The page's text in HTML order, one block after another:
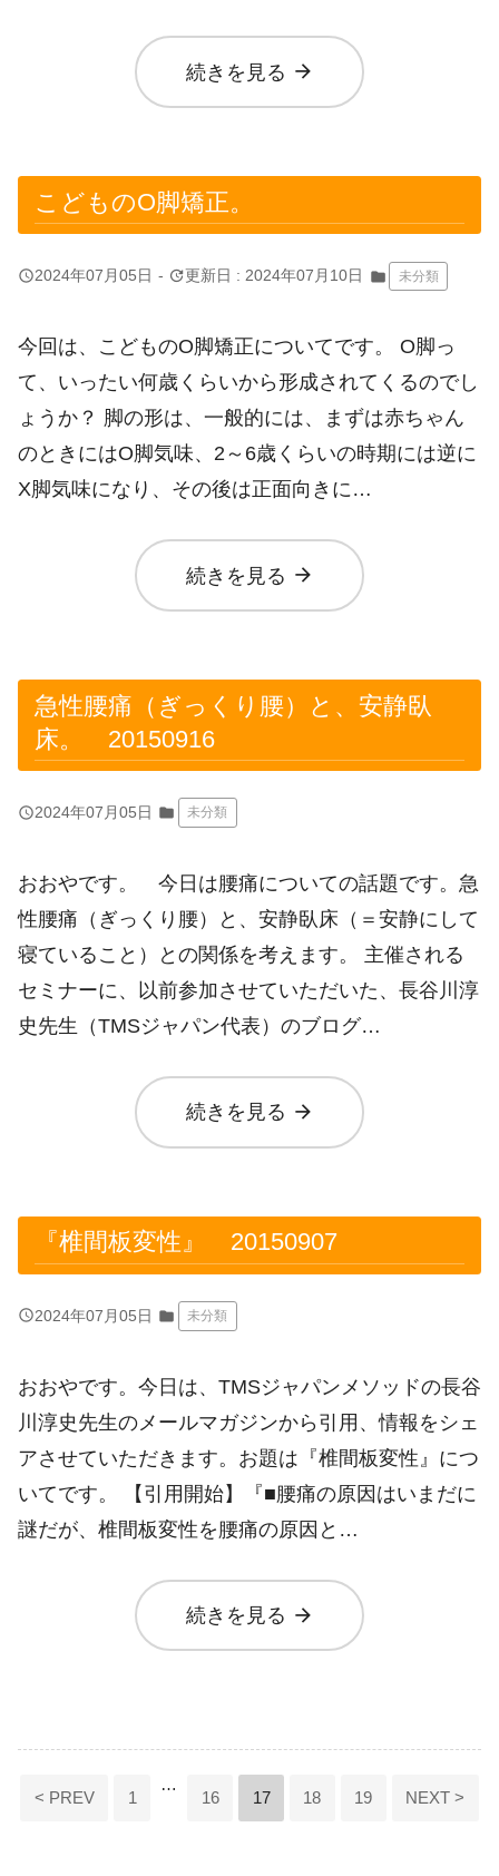
続きを見る arrow_forward
こどものO脚矯正。
query_builder2024年07月05日 - update更新日 : 2024年07月10日 folder 未分類
今回は、こどものO脚矯正についてです。 O脚っ
て、いったい何歳くらいから形成されてくるのでし
ょうか？ 脚の形は、一般的には、まずは赤ちゃん
のときにはO脚気味、2～6歳くらいの時期には逆に
X脚気味になり、その後は正面向きに…
続きを見る arrow_forward
急性腰痛（ぎっくり腰）と、安静臥
床。 20150916
query_builder2024年07月05日 folder 未分類
おおやです。 今日は腰痛についての話題です。急
性腰痛（ぎっくり腰）と、安静臥床（＝安静にして
寝ていること）との関係を考えます。 主催される
セミナーに、以前参加させていただいた、長谷川淳
史先生（TMSジャパン代表）のブログ…
続きを見る arrow_forward
『椎間板変性』 20150907
query_builder2024年07月05日 folder 未分類
おおやです。今日は、TMSジャパンメソッドの長谷
川淳史先生のメールマガジンから引用、情報をシェ
アさせていただきます。お題は『椎間板変性』につ
いてです。 【引用開始】『■腰痛の原因はいまだに
謎だが、椎間板変性を腰痛の原因と…
続きを見る arrow_forward
稿
< PREV 1
…
16 17 18 19 NEXT >